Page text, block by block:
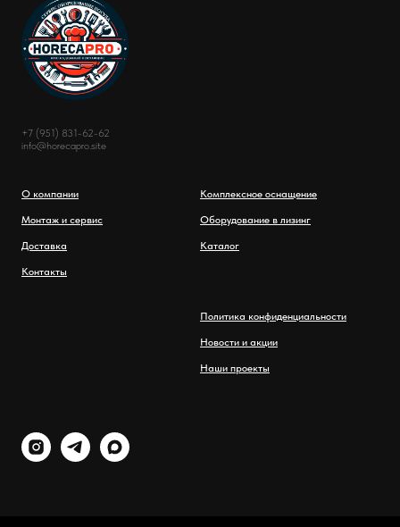
+7 (951) 831-62-62
info@horecapro.site
О компании
Монтаж и сервис
Доставка
Контакты
Комплексное оснащение
Оборудование в лизинг
Каталог
Политика конфиденциальности
Новости и акции
Наши проекты